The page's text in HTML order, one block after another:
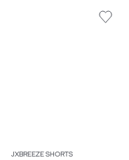
JXBREEZE SHORTS